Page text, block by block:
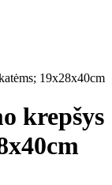
19x28x40cm
krepšys